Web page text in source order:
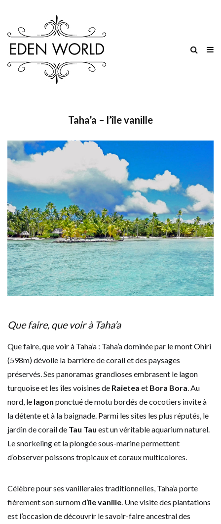
Taha’a – l’île vanille
Que faire, que voir à Taha’a
Que faire, que voir à Taha’a : Taha’a dominée par le mont Ohiri
(598m) dévoile la barrière de corail et des paysages
préservés. Ses panoramas grandioses embrasent le lagon
turquoise et les îles voisines de Raietea et Bora Bora . Au
nord, le lagon ponctué de motu bordés de cocotiers invite à
la détente et à la baignade. Parmi les sites les plus réputés, le
jardin de corail de Tau Tau est un véritable aquarium naturel.
Le snorkeling et la plongée sous-marine permettent
d’observer poissons tropicaux et coraux multicolores.
Célèbre pour ses vanilleraies traditionnelles, Taha’a porte
fièrement son surnom d’île vanille . Une visite des plantations
est l’occasion de découvrir le savoir-faire ancestral des